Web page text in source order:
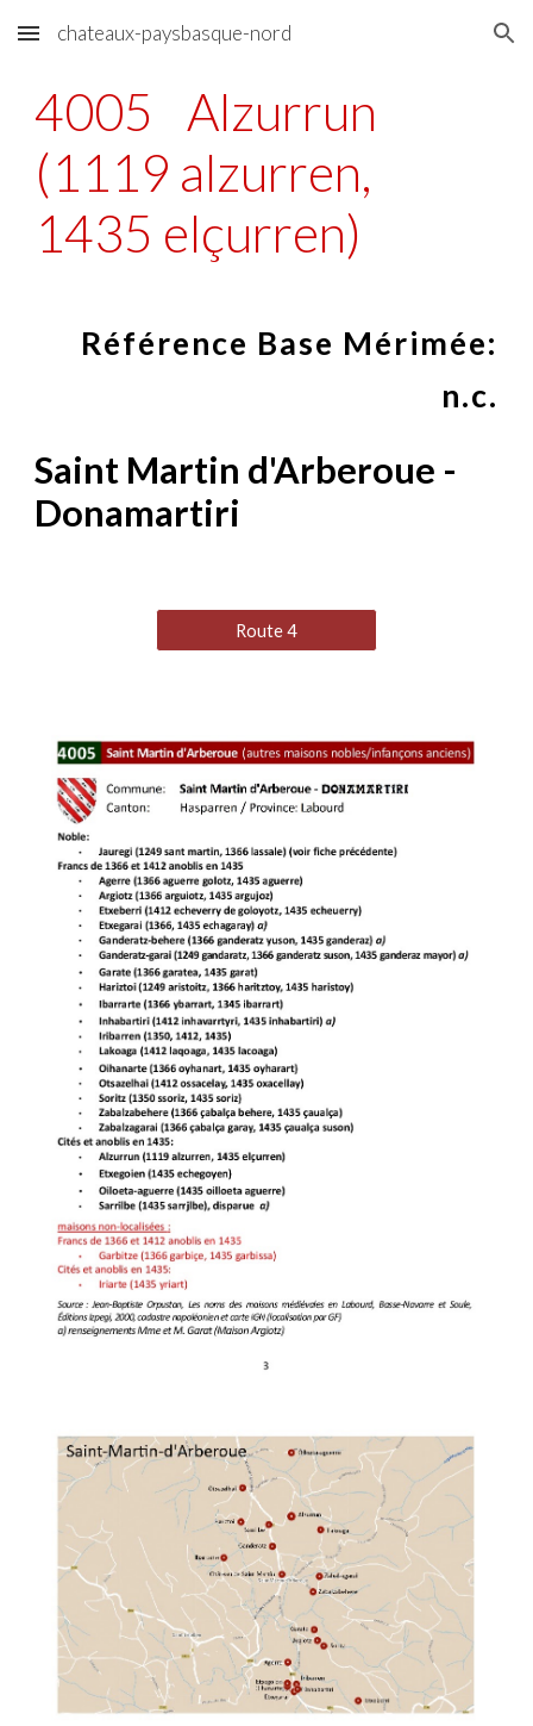
Skip to main content Skip to navigation
chateaux-paysbasque-nord
4005
Alzurrun
(1119 alzurren,
1435 elçurren)
Référence Base Mérimée:
n.c.
Saint Martin d'Arberoue -
Donamartiri
Route 4